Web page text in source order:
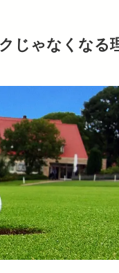
じゃなくなる